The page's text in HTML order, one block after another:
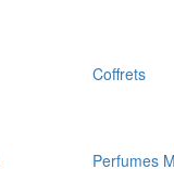
Coffrets
Perfumes